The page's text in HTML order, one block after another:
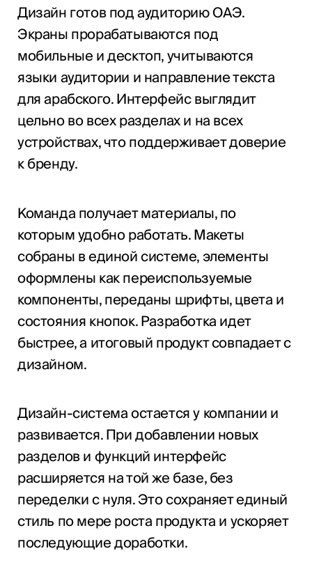
Дизайн готов под аудиторию ОАЭ.
Экраны прорабатываются под
мобильные и десктоп, учитываются
языки аудитории и направление текста
для арабского. Интерфейс выглядит
цельно во всех разделах и на всех
устройствах, что поддерживает доверие
к бренду.
Команда получает материалы, по
которым удобно работать. Макеты
собраны в единой системе, элементы
оформлены как переиспользуемые
компоненты, переданы шрифты, цвета и
состояния кнопок. Разработка идет
быстрее, а итоговый продукт совпадает с
дизайном.
Дизайн-система остается у компании и
развивается. При добавлении новых
разделов и функций интерфейс
расширяется на той же базе, без
переделки с нуля. Это сохраняет единый
стиль по мере роста продукта и ускоряет
последующие доработки.